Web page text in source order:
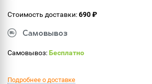
Стоимость доставки:690 ₽
Самовывоз
Самовывоз:Бесплатно
Подробнее о доставке